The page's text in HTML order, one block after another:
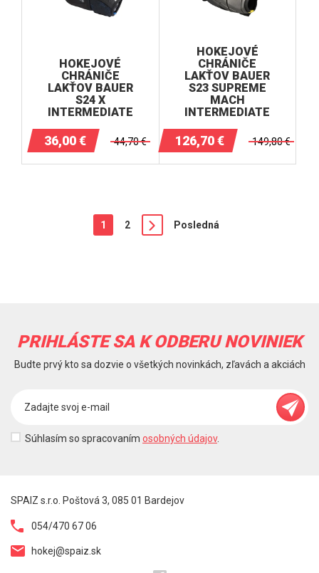
HOKEJOVÉ
CHRÁNIČE
LAKŤOV BAUER
S24 X
INTERMEDIATE
36,00€ 44,70€
HOKEJOVÉ
CHRÁNIČE
LAKŤOV BAUER
S23 SUPREME
MACH
INTERMEDIATE
126,70€ 149,80€
1 2 Posledná
PRIHLÁSTE SA K ODBERU NOVINIEK
Budte prvý kto sa dozvie o všetkých novinkách, zľavách a akciách
Súhlasím so spracovaním osobných údajov.
SPAIZ s.r.o. Poštová 3, 085 01 Bardejov
054/470 67 06
hokej@spaiz.sk